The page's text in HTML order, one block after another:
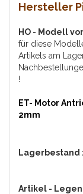
Hersteller
HO - Modell
für diese
Artikels am
!
ET- Motor
2mm
L
Artikel -